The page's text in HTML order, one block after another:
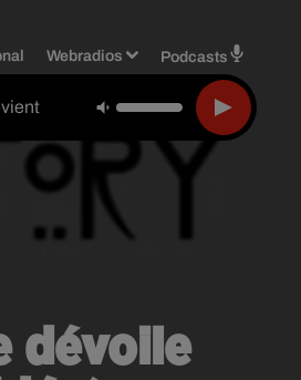
Webradios Podcasts
dévoile